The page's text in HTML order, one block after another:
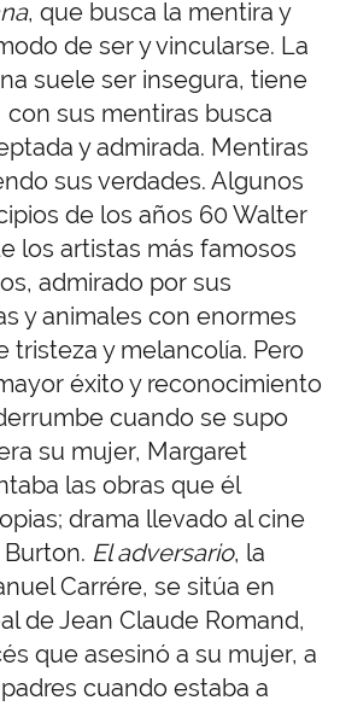
, que busca la mentira y
de ser y vincularse. La
suele ser insegura, tiene
sus mentiras busca
y admirada. Mentiras
sus verdades. Algunos
de los años 60 Walter
los artistas más famosos
admirado por sus
y animales con enormes
tristeza y melancolía. Pero
éxito y reconocimiento
cuando se supo
su mujer, Margaret
las obras que él
drama llevado al cine
El adversario, la
Carrére, se sitúa en
de Jean Claude Romand,
que asesinó a su mujer, a
cuando estaba a